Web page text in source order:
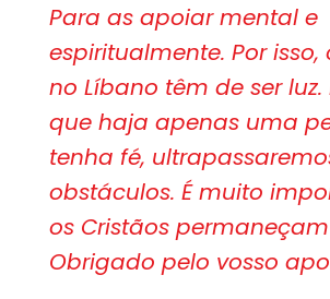
Para as apoiar mental e
espiritualmente. Por isso,
no Líbano têm de ser luz.
que haja apenas uma
tenha fé,
obstáculos. É muito
os Cristãos
Obrigado pelo vosso